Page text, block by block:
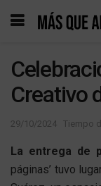
Creativo
29/10/2024 Tiempo
La entrega de
páginas’ tuvo